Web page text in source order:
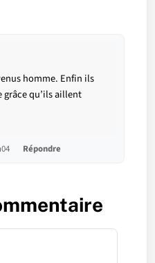
homme. Enfin ils
grâce qu’ils aillent
Répondre